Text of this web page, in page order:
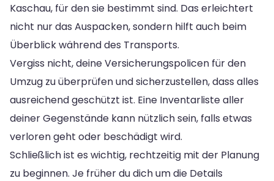
Kaschau, für den sie bestimmt sind. Das erleichtert
nicht nur das Auspacken, sondern hilft auch beim
Überblick während des Transports.
Vergiss nicht, deine Versicherungspolicen für den
Umzug zu überprüfen und sicherzustellen, dass alles
ausreichend geschützt ist. Eine Inventarliste aller
deiner Gegenstände kann nützlich sein, falls etwas
verloren geht oder beschädigt wird.
Schließlich ist es wichtig, rechtzeitig mit der Planung
zu beginnen. Je früher du dich um die Details